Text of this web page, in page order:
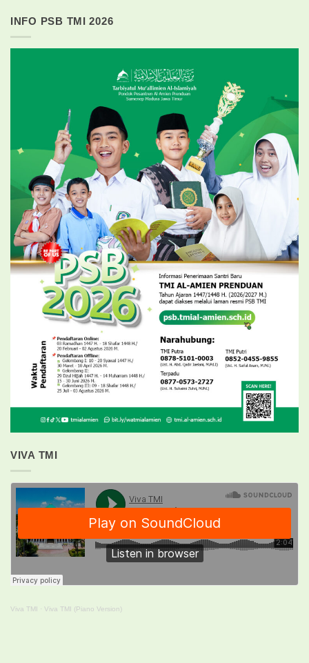
INFO PSB TMI 2026
VIVA TMI
Viva TMI · Viva TMI (Piano Version)